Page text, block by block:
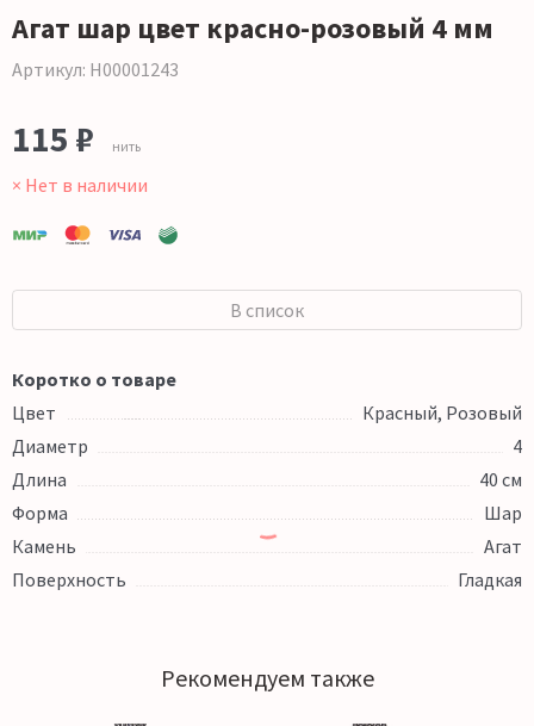
Агат шар цвет красно-розовый 4 мм
Артикул: Н00001243
115 ₽ нить
× Нет в наличии
В список
Коротко о товаре
Цвет
Красный, Розовый
Диаметр
4
Длина
40 см
Форма
Шар
Камень
Агат
Поверхность
Гладкая
Рекомендуем также